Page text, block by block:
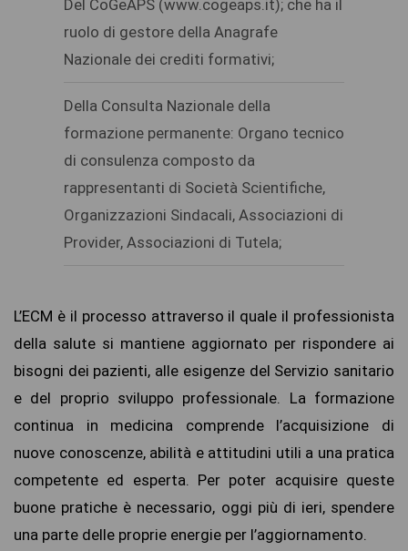
Del CoGeAPS (www.cogeaps.it); che ha il
ruolo di gestore della Anagrafe
Nazionale dei crediti formativi;
Della Consulta Nazionale della
formazione permanente: Organo tecnico
di consulenza composto da
rappresentanti di Società Scientifiche,
Organizzazioni Sindacali, Associazioni di
Provider, Associazioni di Tutela;
L’ECM è il processo attraverso il quale il professionista
della salute si mantiene aggiornato per rispondere ai
bisogni dei pazienti, alle esigenze del Servizio sanitario
e del proprio sviluppo professionale. La formazione
continua in medicina comprende l’acquisizione di
nuove conoscenze, abilità e attitudini utili a una pratica
competente ed esperta. Per poter acquisire queste
buone pratiche è necessario, oggi più di ieri, spendere
una parte delle proprie energie per l’aggiornamento.